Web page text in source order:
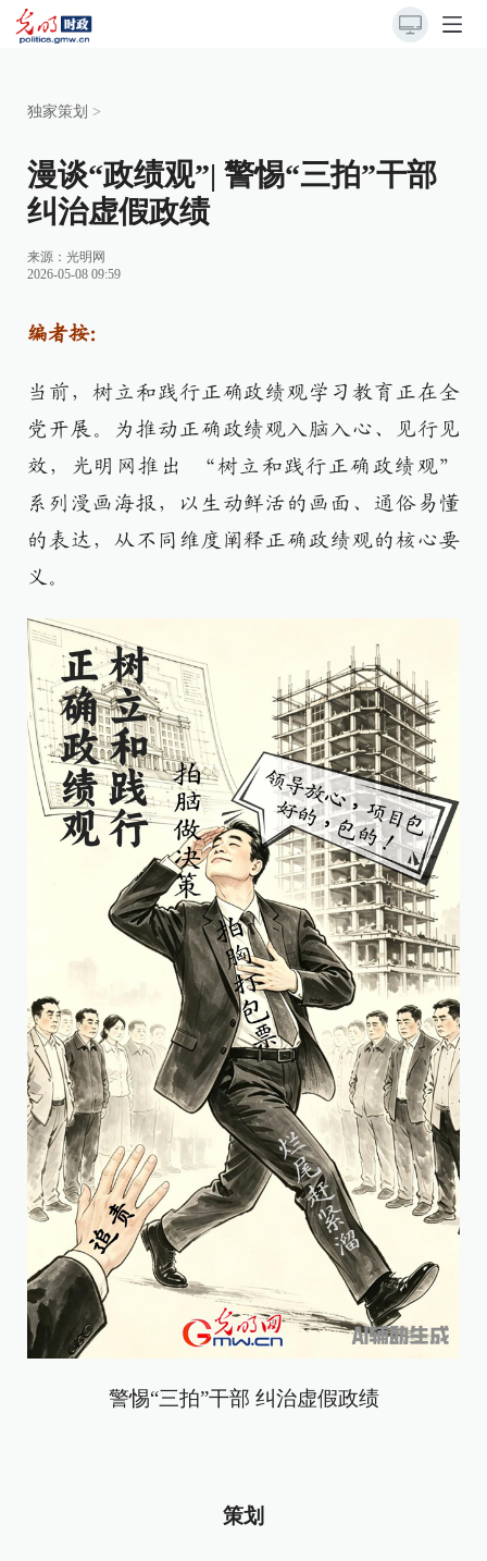
独家策划 >
漫谈“政绩观”| 警惕“三拍”干部
纠治虚假政绩
来源： 光明网
2026-05-08 09:59
编者按：
当前，树立和践行正确政绩观学习教育正在全
党开展。为推动正确政绩观入脑入心、见行见
效，光明网推出 “树立和践行正确政绩观”
系列漫画海报，以生动鲜活的画面、通俗易懂
的表达，从不同维度阐释正确政绩观的核心要
义。
警惕“三拍”干部 纠治虚假政绩
策划